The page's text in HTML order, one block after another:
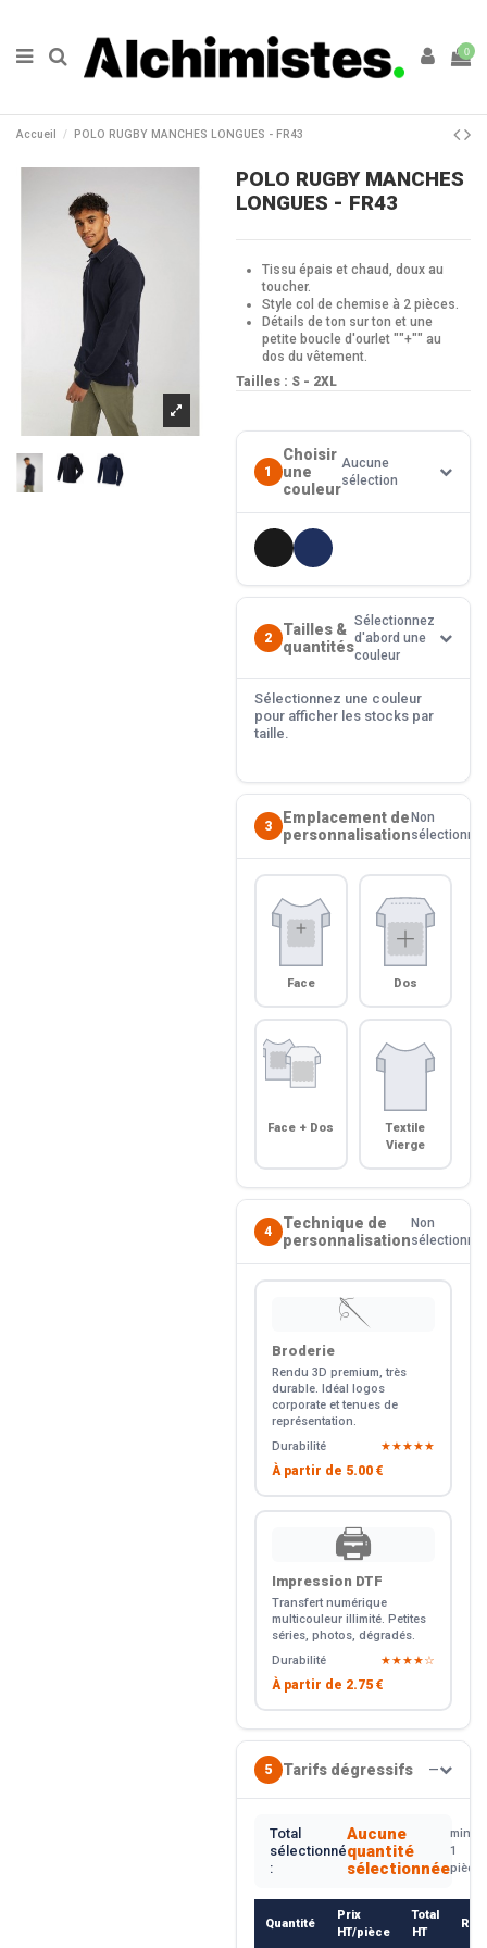
0
Accueil POLO RUGBY MANCHES LONGUES - FR43
POLO RUGBY MANCHES
LONGUES - FR43
Tissu épais et chaud, doux au
toucher.
Style col de chemise à 2 pièces.
Détails de ton sur ton et une
petite boucle d'ourlet ""+"" au
dos du vêtement.
Tailles : S - 2XL
1
Choisir
une
couleur
Aucune
sélection
2
Tailles &
quantités
Sélectionnez
d'abord une
couleur
Sélectionnez une couleur
pour afficher les stocks par
taille.
3
Emplacement de
personnalisation
Non
sélectionné
Face Dos
Face + Dos
Textile
Vierge
4
Technique de
personnalisation
Non
sélectionné
🪡
Broderie
Rendu 3D premium, très
durable. Idéal logos
corporate et tenues de
représentation.
Durabilité
★★★★★
À partir de 5.00 €
🖨️
Impression DTF
Transfert numérique
multicouleur illimité. Petites
séries, photos, dégradés.
Durabilité
★★★★☆
À partir de 2.75 €
5 Tarifs dégressifs —
Total
sélectionné
:
Aucune
quantité
sélectionnée
min.
1
pièce
Quantité
Prix
HT/pièce
Total
HT